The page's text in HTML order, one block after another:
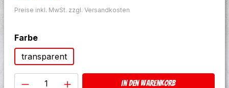
Preise inkl. MwSt. zzgl. Versandkosten
Farbeauswählen
transparent
Produkt Anzahl: Gib den
In den Warenkorb